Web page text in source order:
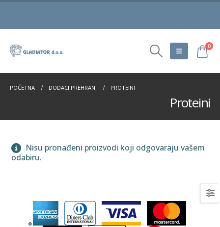
0
POČETNA DODACI PREHRANI PROTEINI
Proteini
Nisu pronađeni proizvodi koji odgovaraju vašem
odabiru.